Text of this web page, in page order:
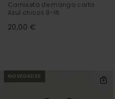
Camiseta de manga corta
Azul chicos 8-16
20,00 €
NOVEDADES